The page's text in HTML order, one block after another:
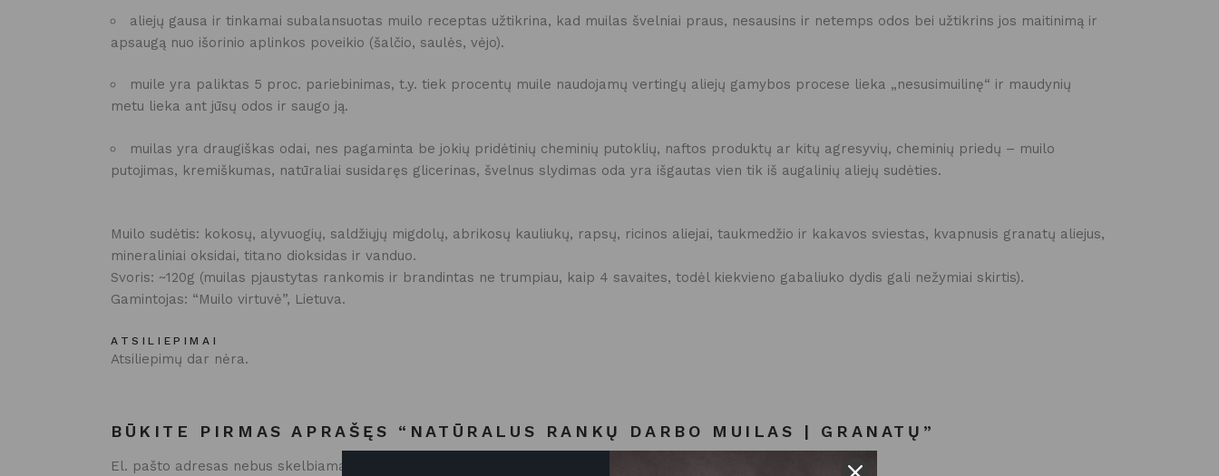
aliejų gausa ir tinkamai subalansuotas muilo receptas užtikrina, kad muilas švelniai praus, nesausins ir netemps odos bei užtikrins jos maitinimą ir
apsaugą nuo išorinio aplinkos poveikio (šalčio, saulės, vėjo).
muile yra paliktas 5 proc. pariebinimas, t.y. tiek procentų muile naudojamų vertingų aliejų gamybos procese lieka „nesusimuilinę“ ir maudynių
metu lieka ant jūsų odos ir saugo ją.
muilas yra draugiškas odai, nes pagaminta be jokių pridėtinių cheminių putoklių, naftos produktų ar kitų agresyvių, cheminių priedų – muilo
putojimas, kremiškumas, natūraliai susidaręs glicerinas, švelnus slydimas oda yra išgautas vien tik iš augalinių aliejų sudėties.
Muilo sudėtis: kokosų, alyvuogių, saldžiųjų migdolų, abrikosų kauliukų, rapsų, ricinos aliejai, taukmedžio ir kakavos sviestas, kvapnusis granatų aliejus,
mineraliniai oksidai, titano dioksidas ir vanduo.
Svoris: ~120g (muilas pjaustytas rankomis ir brandintas ne trumpiau, kaip 4 savaites, todėl kiekvieno gabaliuko dydis gali nežymiai skirtis).
Gamintojas: “Muilo virtuvė”, Lietuva.
ATSILIEPIMAI
Atsiliepimų dar nėra.
BŪKITE PIRMAS APRAŠĘS “NATŪRALUS RANKŲ DARBO MUILAS | GRANATŲ”
El. pašto adresas nebus skelbiamas.